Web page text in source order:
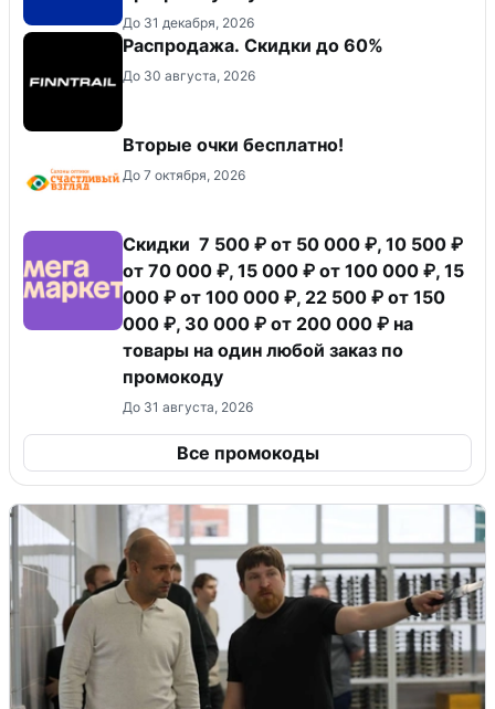
До 31 декабря, 2026
Распродажа. Скидки до 60%
До 30 августа, 2026
Вторые очки бесплатно!
До 7 октября, 2026
Скидки 7 500 ₽ от 50 000 ₽, 10 500 ₽
от 70 000 ₽, 15 000 ₽ от 100 000 ₽, 15
000 ₽ от 100 000 ₽, 22 500 ₽ от 150
000 ₽, 30 000 ₽ от 200 000 ₽ на
товары на один любой заказ по
промокоду
До 31 августа, 2026
Все промокоды